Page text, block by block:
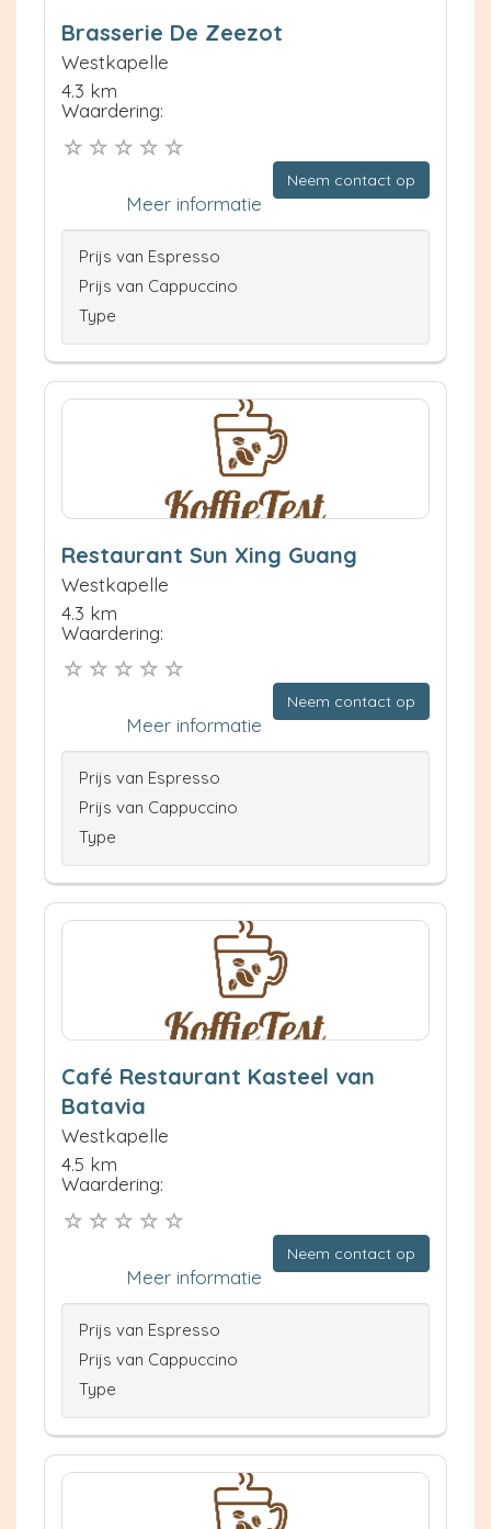
Brasserie De Zeezot
Westkapelle
4.3 km
Waardering:
Neem contact op
Meer informatie
Prijs van Espresso
Prijs van Cappuccino
Type
Restaurant Sun Xing Guang
Westkapelle
4.3 km
Waardering:
Neem contact op
Meer informatie
Prijs van Espresso
Prijs van Cappuccino
Type
Café Restaurant Kasteel van
Batavia
Westkapelle
4.5 km
Waardering:
Neem contact op
Meer informatie
Prijs van Espresso
Prijs van Cappuccino
Type